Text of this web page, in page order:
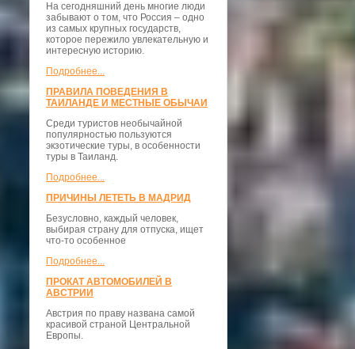
На сегодняшний день многие люди
забывают о том, что Россия – одно
из самых крупных государств,
которое пережило увлекательную и
интересную историю.
Подробнее...
ПРАВИЛА ПОВЕДЕНИЯ В
ТАИЛАНДЕ И МЕСТНЫЕ ОБЫЧАИ
Среди туристов необычайной
популярностью пользуются
экзотические туры, в особенности
туры в Таиланд.
Подробнее...
ПРИЧИНЫ ЛЕТЕТЬ В МАДРИД
Безусловно, каждый человек,
выбирая страну для отпуска, ищет
что-то особенное
Подробнее...
ПРОКАТ АВТОМОБИЛЕЙ В
АВСТРИИ
Австрия по праву названа самой
красивой страной Центральной
Европы.